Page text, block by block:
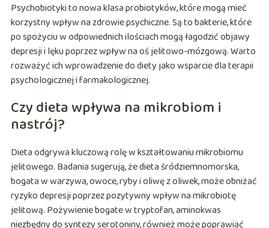
Psychobiotyki to nowa klasa probiotyków, które mogą mieć
korzystny wpływ na zdrowie psychiczne. Są to bakterie, które
po spożyciu w odpowiednich ilościach mogą łagodzić objawy
depresji i lęku poprzez wpływ na oś jelitowo-mózgową. Warto
rozważyć ich wprowadzenie do diety jako wsparcie dla terapii
psychologicznej i farmakologicznej.
Czy dieta wpływa na mikrobiom i
nastrój?
Dieta odgrywa kluczową rolę w kształtowaniu mikrobiomu
jelitowego. Badania sugerują, że dieta śródziemnomorska,
bogata w warzywa, owoce, ryby i oliwę z oliwek, może obniżać
ryzyko depresji poprzez pozytywny wpływ na mikrobiotę
jelitową. Pożywienie bogate w tryptofan, aminokwas
niezbędny do syntezy serotoniny, również może poprawiać